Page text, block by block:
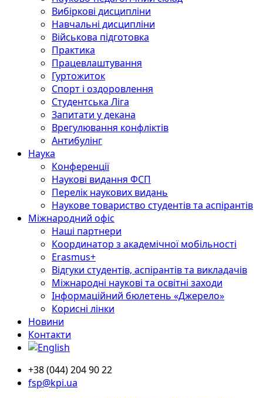
Вибіркові дисципліни
Навчальні дисципліни
Військова підготовка
Практика
Працевлаштування
Гуртожиток
Спорт і оздоровлення
Студентська Ліга
Запитати у декана
Врегулювання конфліктів
Антибулінг
Наука
Конференції
Наукові видання ФСП
Перелік наукових видань
Наукове товариство студентів та аспірантів
Міжнародний офіс
Наші партнери
Координатор з академічної мобільності
Erasmus+
Відгуки студентів, аспірантів та викладачів
Міжнародні наукові та освітні заходи
Інформаційний бюлетень «Джерело»
Корисні лінки
Новини
Контакти
+38 (044) 204 90 22
fsp@kpi.ua